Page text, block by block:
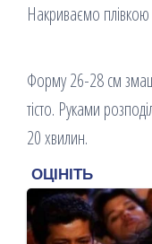
Накриваємо
Форму 26-28 см
тісто. Руками
20 хвилин.